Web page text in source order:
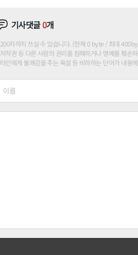
기사댓글0개
200자까지 쓰실 수 있습니다. (현재 0 byte / 최대
저작권 등 다른 사람의 권리를 침해하거나 명예를 훼손
타인에게 불쾌감을 주는 욕설 등 비하하는 단어가 내용